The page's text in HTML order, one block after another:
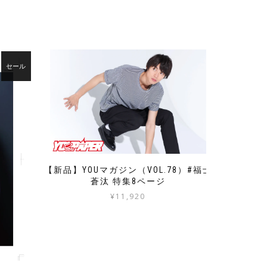
セール
【新品】YOUマガジン（VOL.78）#福士
蒼汰 特集8ページ
¥11,920